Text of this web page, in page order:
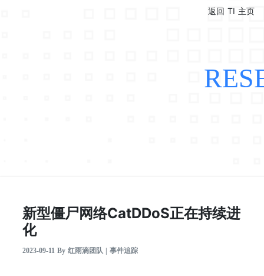
返回 TI 主页
新型僵尸网络CatDDoS正在持续进
化
2023-09-11 By 红雨滴团队 | 事件追踪